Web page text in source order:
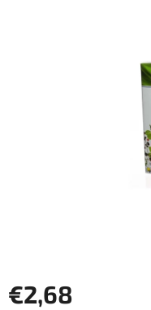
€2,68